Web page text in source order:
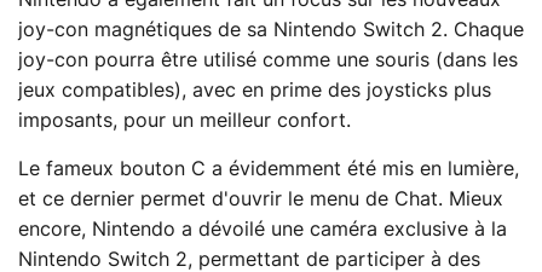
joy-con magnétiques de sa Nintendo Switch 2. Chaque
joy-con pourra être utilisé comme une souris (dans les
jeux compatibles), avec en prime des joysticks plus
imposants, pour un meilleur confort.
Le fameux bouton C a évidemment été mis en lumière,
et ce dernier permet d'ouvrir le menu de Chat. Mieux
encore, Nintendo a dévoilé une caméra exclusive à la
Nintendo Switch 2, permettant de participer à des